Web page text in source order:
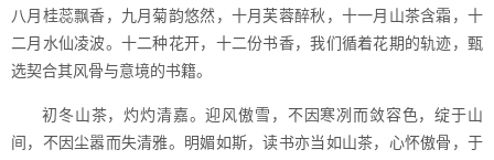
八月桂蕊飘香，九月菊韵悠然，十月芙蓉醉秋，十一月山茶含霜，十
二月水仙凌波。十二种花开，十二份书香，我们循着花期的轨迹，甄
选契合其风骨与意境的书籍。
初冬山茶，灼灼清嘉。迎风傲雪，不因寒冽而敛容色，绽于山
间，不因尘嚣而失清雅。明媚如斯，读书亦当如山茶，心怀傲骨，于